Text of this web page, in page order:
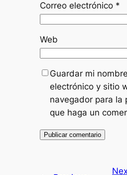
Correo electrónico *
Web
Guardar mi
electrónico y sitio
navegador para la
que haga un